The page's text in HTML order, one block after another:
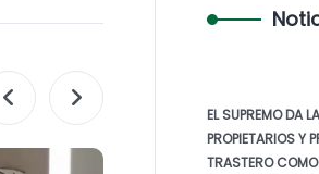
EL SUPREMO DA
PROPIETARIOS Y
TRASTERO